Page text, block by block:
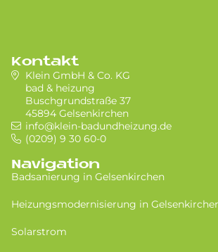
Kontakt
Klein GmbH & Co. KG
bad & heizung
Buschgrundstraße 37
45894 Gelsenkirchen
info@klein-badundheizung.de
(0209) 9 30 60-0
Navigation
Badsanierung in Gel­sen­kir­chen
Heizungsmodernisierung in
Solarstrom